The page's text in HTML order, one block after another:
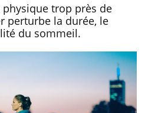
physique trop près de
perturbe la durée, le
du sommeil.